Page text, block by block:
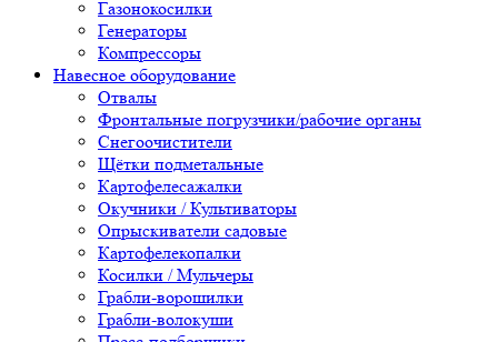
Газонокосилки
Генераторы
Компрессоры
Навесное оборудование
Отвалы
Фронтальные погрузчики/рабочие органы
Снегоочистители
Щётки подметальные
Картофелесажалки
Окучники / Культиваторы
Опрыскиватели садовые
Картофелекопалки
Косилки / Мульчеры
Грабли-ворошилки
Грабли-волокуши